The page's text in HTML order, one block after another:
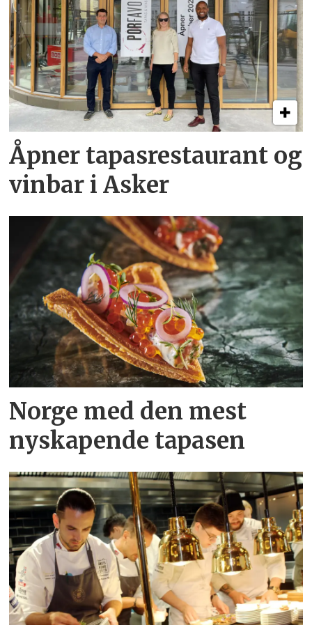
Åpner tapasrestaurant og
vinbar i Asker
Norge med den mest
nyskapende tapasen